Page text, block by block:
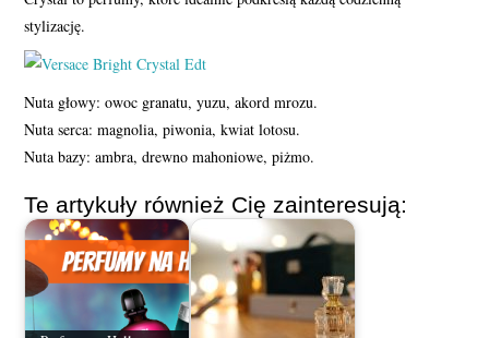
stylizację.
Nuta głowy: owoc granatu, yuzu, akord mrozu.
Nuta serca: magnolia, piwonia, kwiat lotosu.
Nuta bazy: ambra, drewno mahoniowe, piżmo.
Te artykuły również Cię zainteresują: